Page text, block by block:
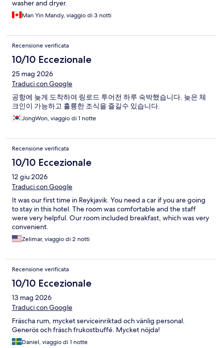
washer and dryer.
Man Yin Mandy, viaggio di 3 notti
Recensione verificata
10/10 Eccezionale
25 mag 2026
Traduci con Google
공항에 늦게 도착하여 링로드 투어전 하루 숙박했습니다. 늦은 체
크인이 가능하고 훌륭한 조식을 즐길수 있습니다.
JongWon, viaggio di 1 notte
Recensione verificata
10/10 Eccezionale
12 giu 2026
Traduci con Google
It was our first time in Reykjavik. You need a car if you are going
to stay in this hotel. The room was comfortable and the staff
were very helpful. Our room included breakfast, which was very
convenient.
Zelimar, viaggio di 2 notti
Recensione verificata
10/10 Eccezionale
13 mag 2026
Traduci con Google
Fräscha rum, mycket serviceinriktad och vänlig personal.
Generös och fräsch frukostbuffé. Mycket nöjda!
Daniel, viaggio di 1 notte